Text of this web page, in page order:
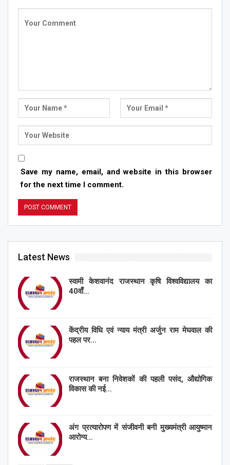
Save my name, email, and website in this browser
for the next time I comment.
Latest News
स्वामी केशवानंद राजस्थान कृषि विश्वविद्यालय का
40वाँ…
केंद्रीय विधि एवं न्याय मंत्री अर्जुन राम मेघवाल की
पहल पर…
राजस्थान बना निवेशकों की पहली पसंद, औद्योगिक
विकास की नई…
अंग प्रत्यारोपण में संजीवनी बनी मुख्यमंत्री आयुष्मान
आरोग्य…